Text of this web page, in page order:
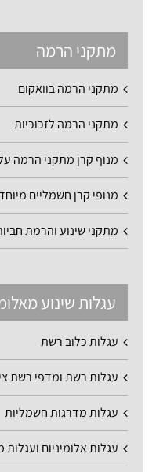
מתקני הרמה
מתקני הרמה בוואקום
מתקני הרמה לזכוכיות
מנוף קרן מתקני הרמה
מנופי קרן חשמליים
מתקני שינוע והרמת
עגלות שינוע
עגלות כלוב רשת
עגלות רשת ומדפי רשת
עגלות מדרגות חשמליות
עגלות אלומיניום